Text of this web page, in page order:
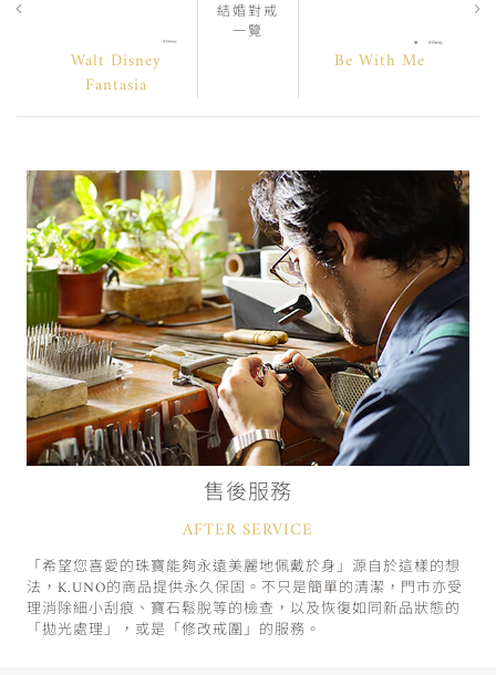
Walt Disney
Fantasia
結婚對戒
一覽
Be With Me
售後服務
AFTER SERVICE
「希望您喜愛的珠寶能夠永遠美麗地佩戴於身」源自於這樣的想
法，K.UNO的商品提供永久保固。不只是簡單的清潔，門市亦受
理消除細小刮痕、寶石鬆脫等的檢查，以及恢復如同新品狀態的
「拋光處理」，或是「修改戒圍」的服務。